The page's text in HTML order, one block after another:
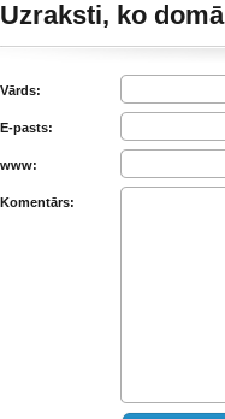
Uzraksti, ko domā
Vārds:
E-pasts:
www:
Komentārs: